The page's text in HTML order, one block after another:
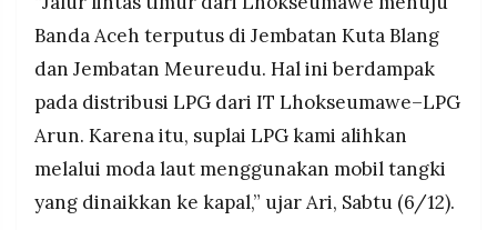
Banda Aceh terputus di Jembatan Kuta Blang
dan Jembatan Meureudu. Hal ini berdampak
pada distribusi LPG dari IT Lhokseumawe–LPG
Arun. Karena itu, suplai LPG kami alihkan
melalui moda laut menggunakan mobil tangki
yang dinaikkan ke kapal,” ujar Ari, Sabtu (6/12).